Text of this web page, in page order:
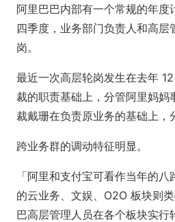
阿里巴巴内部有一个常规的年度
四季度，业务部门负责人和高层
岗。
最近一次高层轮岗发生在去年
裁的职责基础上，分管阿里妈妈
裁戴珊在负责原业务的基础上，
跨业务群的调动特征明显。
「阿里和支付宝可看作当年的
的云业务、文娱、O2O 板块则
巴高层管理人员在各个板块实行